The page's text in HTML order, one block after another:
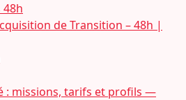
de Transition – 48h |
: missions, tarifs et profils —